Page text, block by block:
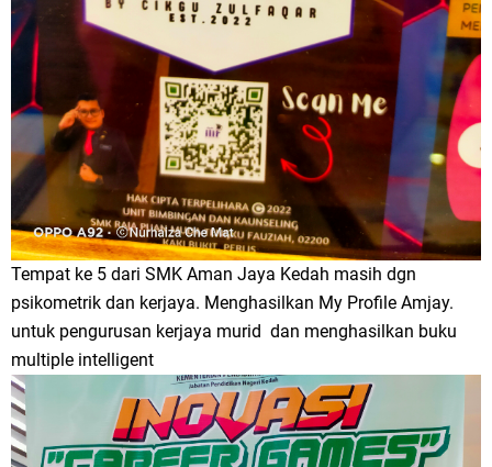
Tempat ke 5 dari SMK Aman Jaya Kedah masih dgn
psikometrik dan kerjaya. Menghasilkan My Profile Amjay.
untuk pengurusan kerjaya murid dan menghasilkan buku
multiple intelligent